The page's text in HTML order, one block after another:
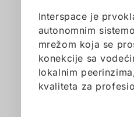
Interspace je
autonomnim
mrežom koja se
konekcije sa
lokalnim
kvaliteta za